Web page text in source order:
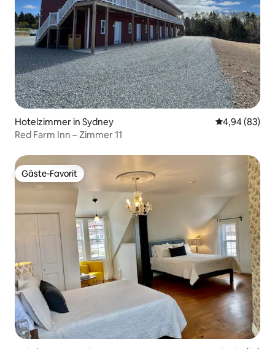
Hotelzimmer in Sydney
4,94 (83)
Red Farm Inn – Zimmer 11
Gäste-Favorit
Gäste-Favorit